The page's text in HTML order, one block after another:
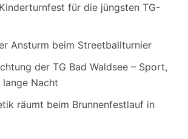
für die jüngsten TG-
Ansturm beim Streetballturnier
der TG Bad Waldsee – Sport,
lange Nacht
räumt beim Brunnenfestlauf in